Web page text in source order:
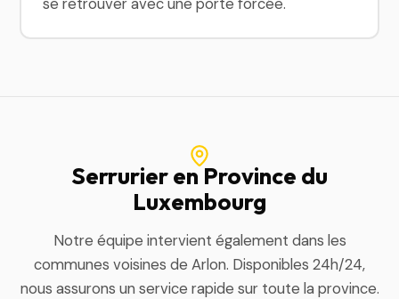
Serrurier en Province du
Luxembourg
Notre équipe intervient également dans les
communes voisines de Arlon. Disponibles 24h/24,
nous assurons un service rapide sur toute la province.